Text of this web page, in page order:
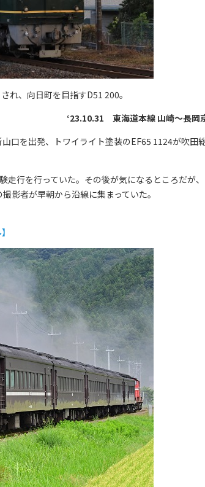
れ、向日町を目指すD51 200。
‘23.10.31 東海道本線 山崎～長岡
口を出発、トワイライト塗装のEF65 1124が吹田
行を行っていた。その後が気になるところだが、
影者が早朝から沿線に集まっていた。